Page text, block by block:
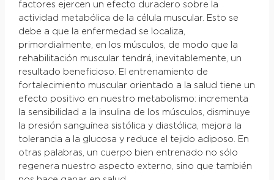
factores ejercen un efecto duradero sobre la
actividad metabólica de la célula muscular. Esto se
debe a que la enfermedad se localiza,
primordialmente, en los músculos, de modo que la
rehabilitación muscular tendrá, inevitablemente, un
resultado beneficioso. El entrenamiento de
fortalecimiento muscular orientado a la salud tiene un
efecto positivo en nuestro metabolismo: incrementa
la sensibilidad a la insulina de los músculos, disminuye
la presión sanguínea sistólica y diastólica, mejora la
tolerancia a la glucosa y reduce el tejido adiposo. En
otras palabras, un cuerpo bien entrenado no sólo
regenera nuestro aspecto externo, sino que también